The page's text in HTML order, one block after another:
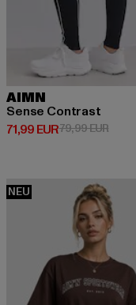
AIMN
Sense Contrast
71,99 EUR
Derzeitiger Preis: 71,99
79,99 EUR
NEU